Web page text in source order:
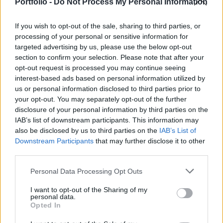
Portfolio - Do Not Process My Personal Information
If you wish to opt-out of the sale, sharing to third parties, or
processing of your personal or sensitive information for
targeted advertising by us, please use the below opt-out
section to confirm your selection. Please note that after your
opt-out request is processed you may continue seeing
interest-based ads based on personal information utilized by
us or personal information disclosed to third parties prior to
your opt-out. You may separately opt-out of the further
disclosure of your personal information by third parties on the
IAB’s list of downstream participants. This information may
also be disclosed by us to third parties on the IAB’s List of
Downstream Participants that may further disclose it to other
Personal Data Processing Opt Outs
I want to opt-out of the Sharing of my
personal data.
Opted In
A legfontosabb kérdés és a válasz.
BEFEKTETÉS
ideje fedezékbe húzódni a tőzsdéken?
Figyelmeztet a BofA.